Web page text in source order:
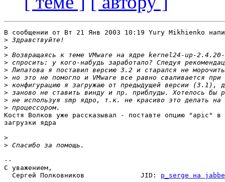
В сообщении от Вт 21 Янв 2003 10:19 Yury Mikhienko
>
>
>
>
>
>
>
>
>
>
Костя Волков уже рассказывал - поставте опцию "apic" в
загрузки ядра
>
>
--
С уважением,
  Сергей Полковников              JID:
p_serge на